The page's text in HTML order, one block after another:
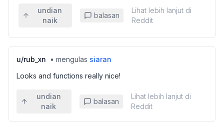
undian
naik
balasan
Lihat lebih lanjut di
Reddit
u/rub_xn • mengulas siaran
Looks and functions really nice!
undian
naik
balasan
Lihat lebih lanjut di
Reddit